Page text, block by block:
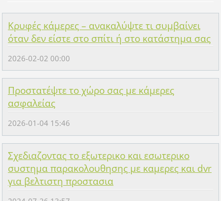
Κρυφές κάμερες – ανακαλύψτε τι συμβαίνει
όταν δεν είστε στο σπίτι ή στο κατάστημα σας
2026-02-02 00:00
Προστατέψτε το χώρο σας με κάμερες
ασφαλείας
2026-01-04 15:46
Σχεδιαζοντας το εξωτερικο και εσωτερικο
συστημα παρακολουθησης με καμερες και dvr
για βελτιστη προστασια